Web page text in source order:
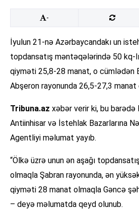
-
İyulun 21-nə Azərbaycandakı un
topdansatış məntəqələrində 50 kq-
qiyməti 25,8-28 manat, o cümlədən
Abşeron rayonunda 26,5-27,3 manat
Tribuna.az xəbər verir ki, bu barədə
Antiinhisar və İstehlak Bazarlarına
Agentliyi məlumat yayıb.
“Ölkə üzrə unun ən aşağı
olmaqla Şabran rayonunda, ən
qiyməti 28 manat olmaqla Gəncə
– deyə məlumatda qeyd olunub.